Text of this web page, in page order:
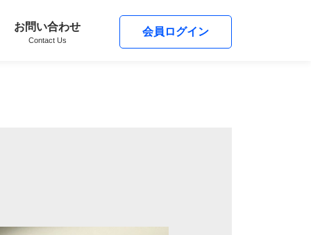
お問い合わせ
Contact Us
会員ログイン